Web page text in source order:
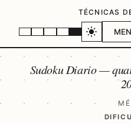
TÉCNICAS
Sudoku Diario —